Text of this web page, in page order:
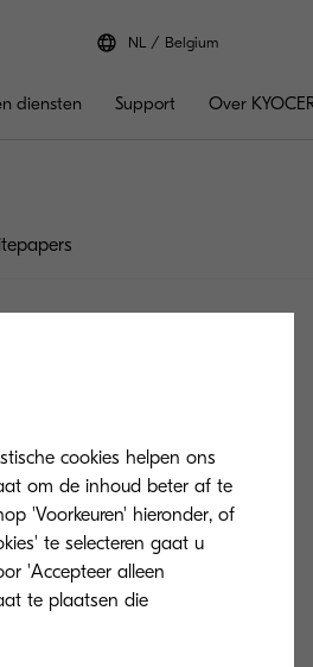
NL Belgium
diensten Support Over
cookies helpen ons
om de inhoud beter af te
'Voorkeuren' hieronder, of
te selecteren gaat u
'Accepteer alleen
te plaatsen die